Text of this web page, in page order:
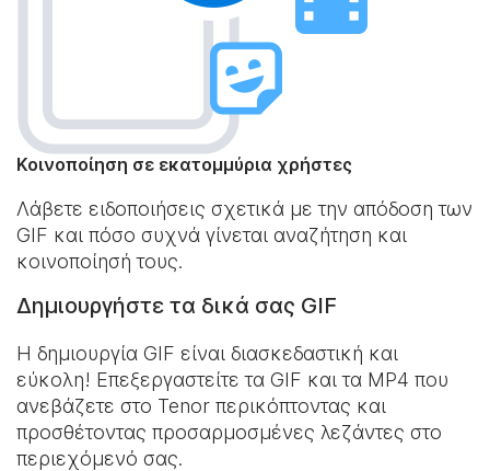
Κοινοποίηση σε εκατομμύρια χρήστες
Λάβετε ειδοποιήσεις σχετικά με την απόδοση των
GIF και πόσο συχνά γίνεται αναζήτηση και
κοινοποίησή τους.
Δημιουργήστε τα δικά σας GIF
Η δημιουργία GIF είναι διασκεδαστική και
εύκολη! Επεξεργαστείτε τα GIF και τα MP4 που
ανεβάζετε στο Tenor περικόπτοντας και
προσθέτοντας προσαρμοσμένες λεζάντες στο
περιεχόμενό σας.